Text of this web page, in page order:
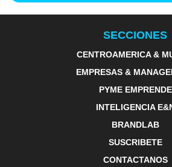
SECCIONES
CENTROAMERICA &
EMPRESAS &
PYME EMPRENDE
INTELIGENCIA
BRANDLAB
SUSCRIBETE
CONTACTANOS